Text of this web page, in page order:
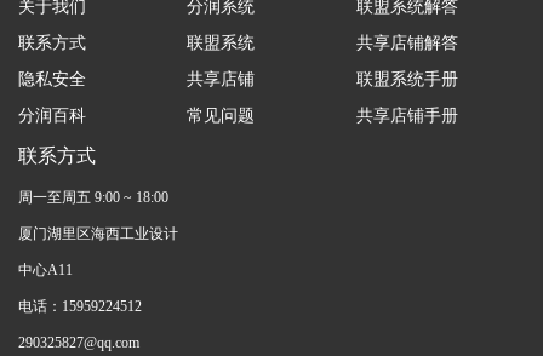
关于我们
联系方式
隐私安全
分润百科
分润系统
联盟系统
共享店铺
常见问题
联盟系统解答
共享店铺解答
联盟系统手册
共享店铺手册
联系方式
周一至周五 9:00 ~ 18:00
厦门湖里区海西工业设计
中心A11
电话：15959224512
290325827@qq.com